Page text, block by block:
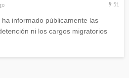
51
informado públicamente las
ni los cargos migratorios